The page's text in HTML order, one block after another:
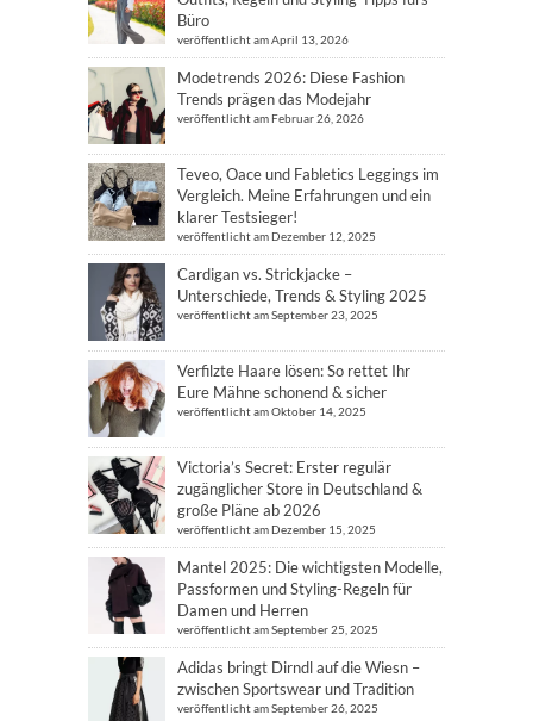
Büro
veröffentlicht am April 13, 2026
Modetrends 2026: Diese Fashion
Trends prägen das Modejahr
veröffentlicht am Februar 26, 2026
Teveo, Oace und Fabletics Leggings im
Vergleich. Meine Erfahrungen und ein
klarer Testsieger!
veröffentlicht am Dezember 12, 2025
Cardigan vs. Strickjacke –
Unterschiede, Trends & Styling 2025
veröffentlicht am September 23, 2025
Verfilzte Haare lösen: So rettet Ihr
Eure Mähne schonend & sicher
veröffentlicht am Oktober 14, 2025
Victoria’s Secret: Erster regulär
zugänglicher Store in Deutschland &
große Pläne ab 2026
veröffentlicht am Dezember 15, 2025
Mantel 2025: Die wichtigsten Modelle,
Passformen und Styling-Regeln für
Damen und Herren
veröffentlicht am September 25, 2025
Adidas bringt Dirndl auf die Wiesn –
zwischen Sportswear und Tradition
veröffentlicht am September 26, 2025